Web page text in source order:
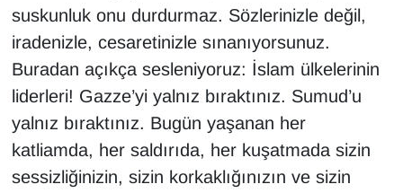
suskunluk onu durdurmaz. Sözlerinizle değil,
iradenizle, cesaretinizle sınanıyorsunuz.
Buradan açıkça sesleniyoruz: İslam ülkelerinin
liderleri! Gazze’yi yalnız bıraktınız. Sumud’u
yalnız bıraktınız. Bugün yaşanan her
katliamda, her saldırıda, her kuşatmada sizin
sessizliğinizin, sizin korkaklığınızın ve sizin